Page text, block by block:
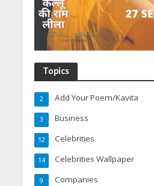
Topics
Add Your Poem/Kavita
2
Business
3
Celebrities
12
Celebrities Wallpaper
14
Companies
9